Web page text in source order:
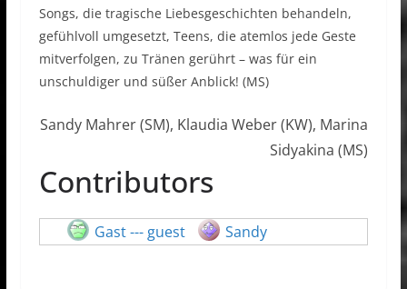
Songs, die tragische Liebesgeschichten behandeln,
gefühlvoll umgesetzt, Teens, die atemlos jede Geste
mitverfolgen, zu Tränen gerührt – was für ein
unschuldiger und süßer Anblick! (MS)
Sandy Mahrer (SM), Klaudia Weber (KW), Marina
Sidyakina (MS)
Contributors
Gast --- guest Sandy